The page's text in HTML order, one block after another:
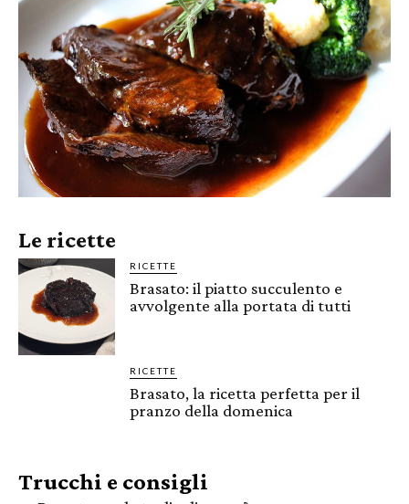
Le ricette
RICETTE
Brasato: il piatto succulento e
avvolgente alla portata di tutti
RICETTE
Brasato, la ricetta perfetta per il
pranzo della domenica
Trucchi e consigli